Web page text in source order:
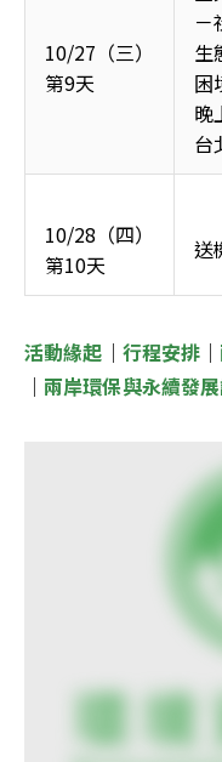
10/27（三）
第9天
－
生
困
晚
台
10/28（四）
第10天
送
活動緣起 │ 行程安排 │
│ 兩岸環保與永續發